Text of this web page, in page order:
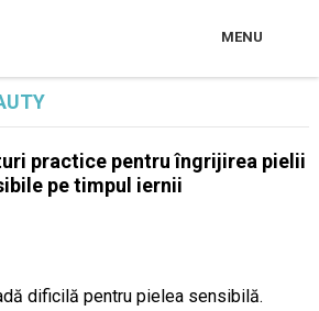
MENU
practice pentru îngrijirea pielii
pe timpul iernii
dificilă pentru pielea sensibilă.